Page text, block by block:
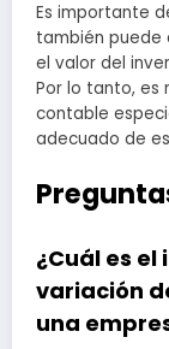
Es importante
también
el valor del
Por lo tanto, es
contable
adecuado de
¿Cuál es
variación
una